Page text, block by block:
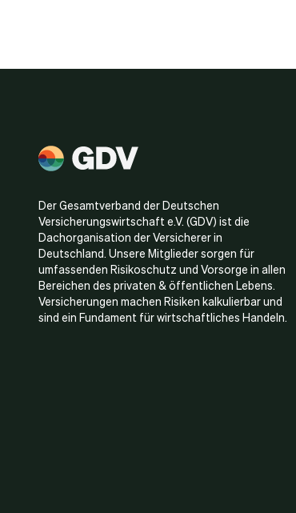
Der Gesamtverband der Deutschen
Versicherungswirtschaft e.V. (GDV) ist die
Dachorganisation der Versicherer in
Deutschland. Unsere Mitglieder sorgen für
umfassenden Risikoschutz und Vorsorge in allen
Bereichen des privaten & öffentlichen Lebens.
Versicherungen machen Risiken kalkulierbar und
sind ein Fundament für wirtschaftliches Handeln.